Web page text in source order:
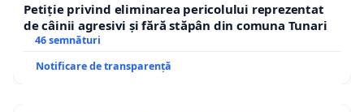
Petiție privind eliminarea pericolului reprezentat
de câinii agresivi și fără stăpân din comuna Tunari
46 semnături
Notificare de transparență